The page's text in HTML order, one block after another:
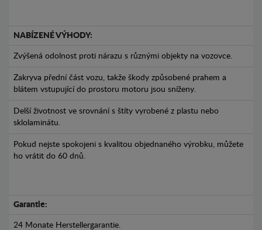
NABÍZENÉ VÝHODY:
Zvýšená odolnost proti nárazu s různými objekty na vozovce.
Zakryva přední část vozu, takže škody způsobené prahem a
blátem vstupující do prostoru motoru jsou sníženy.
Delší životnost ve srovnání s štíty vyrobené z plastu nebo
sklolaminátu.
Pokud nejste spokojeni s kvalitou objednaného výrobku, můžete
ho vrátit do 60 dnů.
Garantie:
24 Monate Herstellergarantie.